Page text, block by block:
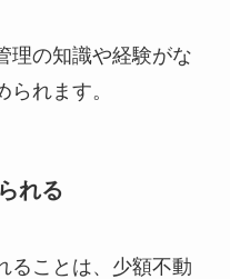
理の知識や経験がな
れます。
れる
ることは、少額不動